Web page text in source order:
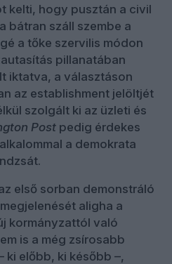
kelti, hogy pusztán a civil
bátran száll szembe a
a tőke szervilis módon
pillanatában
iktatva, a választáson
az establishment jelöltjét
szolgált ki az üzleti és
Post pedig érdekes
a demokrata
első sorban demonstráló
aligha a
kormányzattól való
is a még zsírosabb
ki előbb, ki később –,